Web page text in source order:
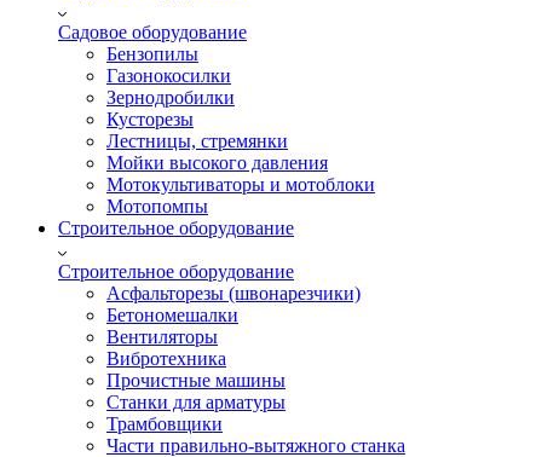
Садовое оборудование
Бензопилы
Газонокосилки
Зернодробилки
Кусторезы
Лестницы, стремянки
Мойки высокого давления
Мотокультиваторы и мотоблоки
Мотопомпы
Строительное оборудование
Строительное оборудование
Асфальторезы (швонарезчики)
Бетономешалки
Вентиляторы
Вибротехника
Прочистные машины
Станки для арматуры
Трамбовщики
Части правильно-вытяжного станка